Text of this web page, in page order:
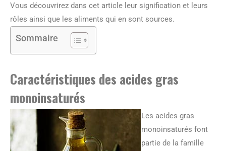
Vous découvrirez dans cet article leur signification et leurs
rôles ainsi que les aliments qui en sont sources.
Sommaire
Caractéristiques des acides gras
monoinsaturés
Les acides gras
monoinsaturés font
partie de la famille